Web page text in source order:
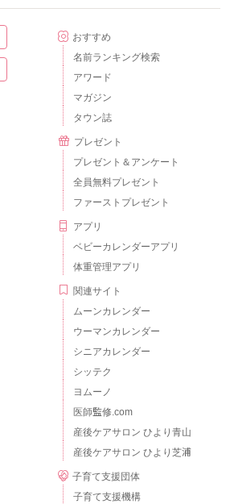
おすすめ
名前ランキング検索
アワード
マガジン
タウン誌
プレゼント
プレゼント＆アンケート
全員無料プレゼント
ファーストプレゼント
アプリ
ベビーカレンダーアプリ
体重管理アプリ
関連サイト
ムーンカレンダー
ウーマンカレンダー
シニアカレンダー
シッテク
ヨムーノ
医師監修.com
産後ケアサロン ひより青山
産後ケアサロン ひより芝浦
子育て支援団体
子育て支援機構